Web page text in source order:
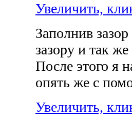
Увеличить,
Заполнив
зазору и так
После этого я
опять же с
Увеличить,